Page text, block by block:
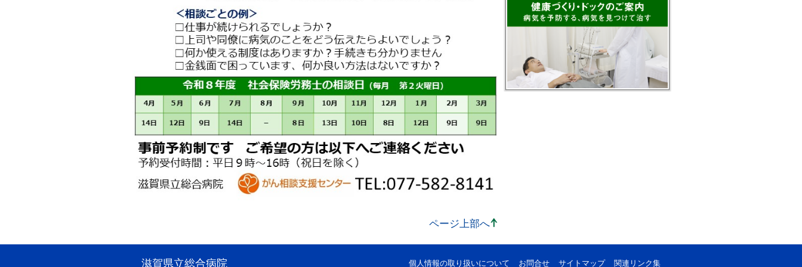
ページ上部へ
滋賀県立総合病院 個人情報の取り扱いについて お問合せ サイトマップ 関連リンク集